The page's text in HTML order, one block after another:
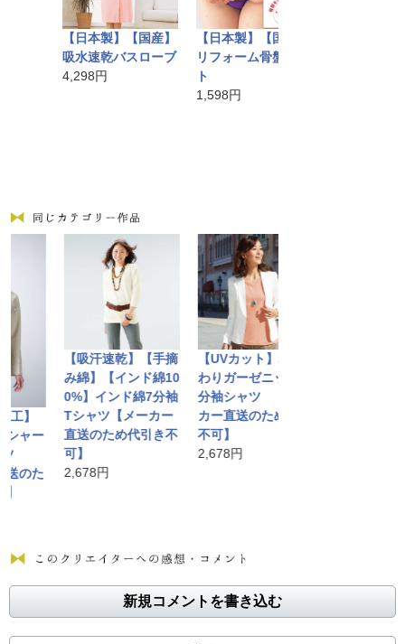
【日本製】【国産】
吸水速乾バスローブ
4,298円
【日本製】【国産】
リフォーム骨盤ベル
1,598円
】
ー
た
【吸汗速乾】【手摘
み綿】【インド綿10
0%】インド綿7分袖
Tシャツ【メーカー
直送のため代引き不
可】
2,678円
【UVカット】ふん
わりガーゼニット7
分袖シャツ 【メー
カー直送のため代引
不可】
2,678円
新規コメントを書き込む